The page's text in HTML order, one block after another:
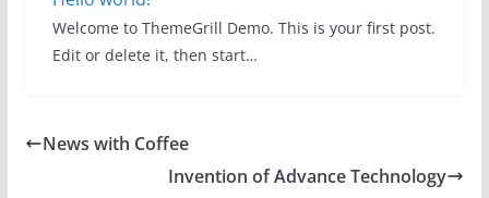
Welcome to ThemeGrill Demo. This is your first post.
Edit or delete it, then start…
News with Coffee
Invention of Advance Technology